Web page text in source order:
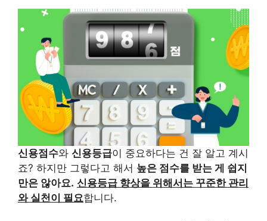
신용점수와 신용등급이 중요하다는 건 잘 알고 계시
죠? 하지만 그렇다고 해서 높은 점수를 받는 게 쉽지
만은 않아요. 신용등급 향상을 위해서는 꾸준한 관리
와 실천이 필요합니다.